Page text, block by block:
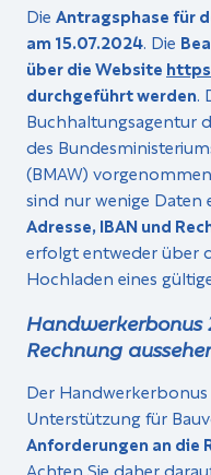
Die Antragsphase für
am 15.07.2024. Die
über die Website
durchgeführt werden.
Buchhaltungsagentur
des
(BMAW)
sind nur wenige
Adresse, IBAN und
erfolgt entweder über
Hochladen eines
Handwerkerbonus
Rechnung
Der
Unterstützung für
Anforderungen an die
Achten Sie daher